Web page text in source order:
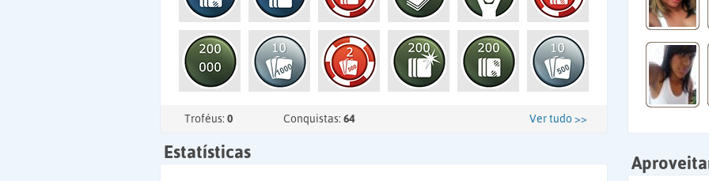
Troféus: 0 Conquistas: 64 Ver tudo >>
Estatísticas